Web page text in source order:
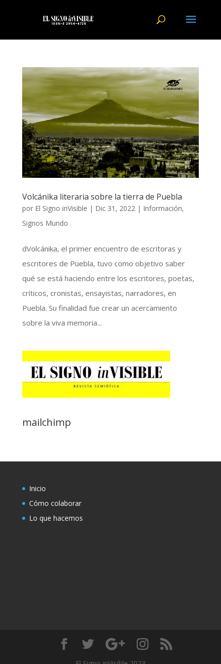
Volcánika literaria sobre la tierra de Puebla
por El Signo inVisible | Dic 31, 2022| Información,
Signos Mundo
dVolcánika, el primer encuentro de escritoras y
escritores de Puebla, tuvo como objetivo saber
qué se está haciendo entre los escritores, poetas,
críticos, cronistas, ensayistas, narradores, en
Puebla. Su finalidad fue crear un acercamiento
sobre la viva memoria...
mailchimp
Inicio
Cómo colaborar
Lo que hacemos